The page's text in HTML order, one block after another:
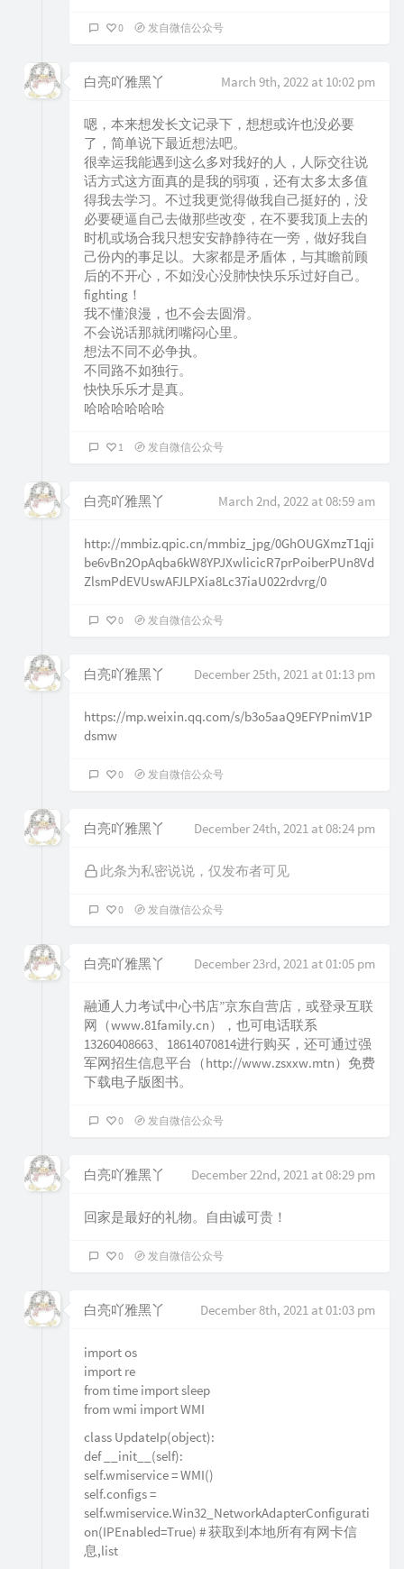
0 发自微信公众号
白亮吖雅黑丫 March 9th, 2022 at 10:02 pm
嗯，本来想发长文记录下，想想或许也没必要
了，简单说下最近想法吧。
很幸运我能遇到这么多对我好的人，人际交往说
话方式这方面真的是我的弱项，还有太多太多值
得我去学习。不过我更觉得做我自己挺好的，没
必要硬逼自己去做那些改变，在不要我顶上去的
时机或场合我只想安安静静待在一旁，做好我自
己份内的事足以。大家都是矛盾体，与其瞻前顾
后的不开心，不如没心没肺快快乐乐过好自己。
fighting！
我不懂浪漫，也不会去圆滑。
不会说话那就闭嘴闷心里。
想法不同不必争执。
不同路不如独行。
快快乐乐才是真。
哈哈哈哈哈哈
1 发自微信公众号
白亮吖雅黑丫 March 2nd, 2022 at 08:59 am
http://mmbiz.qpic.cn/mmbiz_jpg/0GhOUGXmzT1qji
be6vBn2OpAqba6kW8YPJXwlicicR7prPoiberPUn8Vd
ZlsmPdEVUswAFJLPXia8Lc37iaU022rdvrg/0
0 发自微信公众号
白亮吖雅黑丫 December 25th, 2021 at 01:13 pm
https://mp.weixin.qq.com/s/b3o5aaQ9EFYPnimV1P
dsmw
0 发自微信公众号
白亮吖雅黑丫 December 24th, 2021 at 08:24 pm
此条为私密说说，仅发布者可见
0 发自微信公众号
白亮吖雅黑丫 December 23rd, 2021 at 01:05 pm
融通人力考试中心书店”京东自营店，或登录互联
网（www.81family.cn），也可电话联系
13260408663、18614070814进行购买，还可通过强
军网招生信息平台（http://www.zsxxw.mtn）免费
下载电子版图书。
0 发自微信公众号
白亮吖雅黑丫 December 22nd, 2021 at 08:29 pm
回家是最好的礼物。自由诚可贵！
0 发自微信公众号
白亮吖雅黑丫 December 8th, 2021 at 01:03 pm
import os
import re
from time import sleep
from wmi import WMI
class UpdateIp(object):
def __init__(self):
self.wmiservice = WMI()
self.configs =
self.wmiservice.Win32_NetworkAdapterConfigurati
on(IPEnabled=True) # 获取到本地所有有网卡信
息,list